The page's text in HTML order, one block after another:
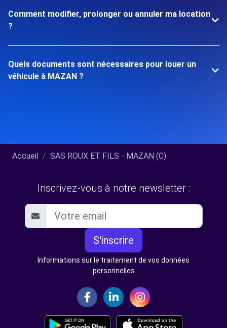
Comment modifier, prolonger ou annuler ma location
?
Quels documents sont nécessaires pour louer un
véhicule à MAZAN ?
Accueil SAS ROUX ET FILS - MAZAN (C)
Inscrivez-vous à notre newsletter :
S'inscrire
Informations sur le traitement de vos données
personnelles